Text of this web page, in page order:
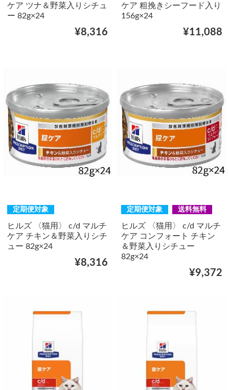
ケア ツナ＆野菜入りシチュ
ー 82g×24
¥8,316
ケア 粗挽きシーフード入り
156g×24
¥11,088
定期便対象
ヒルズ 〈猫用〉 c/d マルチ
ケア チキン＆野菜入りシチ
ュー 82g×24
¥8,316
定期便対象 送料無料
ヒルズ 〈猫用〉 c/d マルチ
ケア コンフォート チキン
＆野菜入りシチュー
82g×24
¥9,372